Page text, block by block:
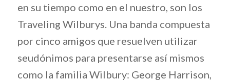
en su tiempo como en el nuestro, son los
Traveling Wilburys. Una banda compuesta
por cinco amigos que resuelven utilizar
seudónimos para presentarse así mismos
como la familia Wilbury: George Harrison,